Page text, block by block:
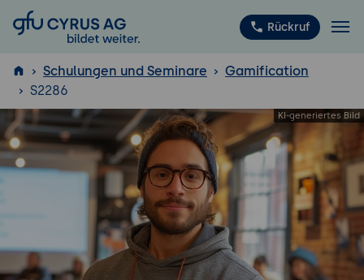
GFU Cyrus AG Rückruf
ISTQB ®
Schulungen und Seminare
Gamification
S2286